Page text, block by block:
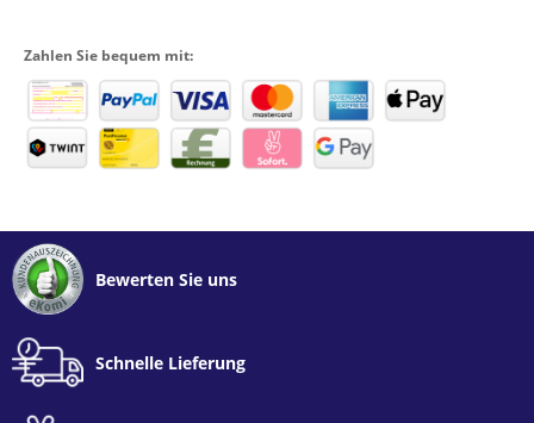
Zahlen Sie bequem mit:
Bewerten Sie uns
Schnelle Lieferung